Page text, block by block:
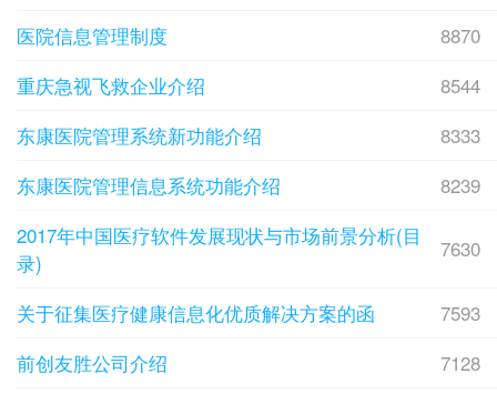
医院信息管理制度
8870
重庆急视飞救企业介绍
8544
东康医院管理系统新功能介绍
8333
东康医院管理信息系统功能介绍
8239
2017年中国医疗软件发展现状与市场前景分析(目
录)
7630
关于征集医疗健康信息化优质解决方案的函
7593
前创友胜公司介绍
7128